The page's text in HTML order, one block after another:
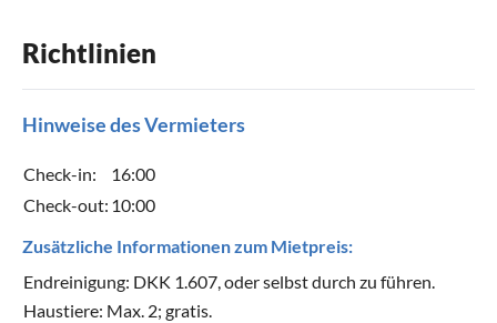
Richtlinien
Hinweise des Vermieters
Check-in:
16:00
Check-out: 10:00
Zusätzliche Informationen zum Mietpreis:
Endreinigung: DKK 1.607, oder selbst durch zu führen.
Haustiere: Max. 2; gratis.